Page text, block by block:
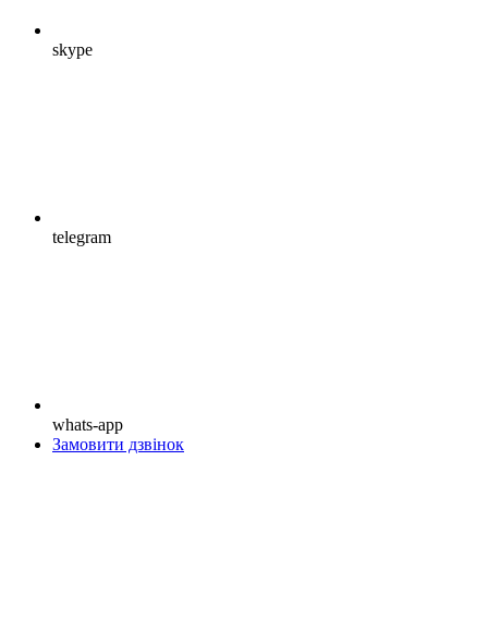
skype
telegram
whats-app
Замовити дзвінок